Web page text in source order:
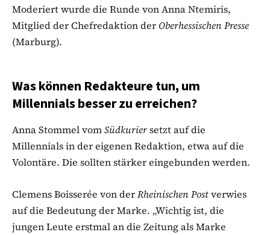
Moderiert wurde die Runde von Anna Ntemiris,
Mitglied der Chefredaktion der Oberhessischen Presse
(Marburg).
Was können Redakteure tun, um
Millennials besser zu erreichen?
Anna Stommel vomSüdkuriersetzt auf die
Millennials in der eigenen Redaktion, etwa auf die
Volontäre. Die sollten stärker eingebunden werden.
Clemens Boisserée von derRheinischen Postverwies
auf die Bedeutung der Marke. „Wichtig ist, die
jungen Leute erstmal an die Zeitung als Marke